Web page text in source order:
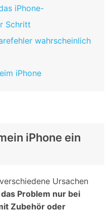
iPhone-
Schritt
wahrscheinlich
iPhone
iPhone ein
Ursachen
Problem nur bei
Zubehör oder